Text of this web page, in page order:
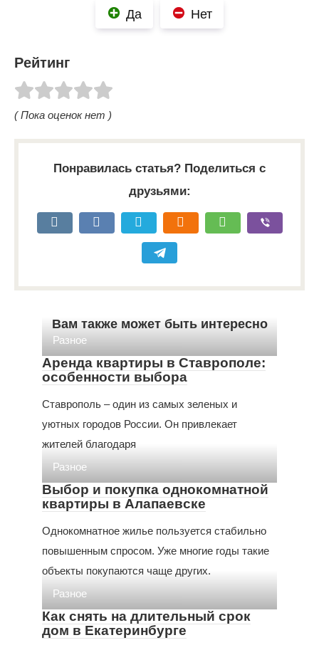
Да Нет
Рейтинг
( Пока оценок нет )
Понравилась статья? Поделиться с
друзьями:
Вам также может быть интересно
Разное
Аренда квартиры в Ставрополе:
особенности выбора
Ставрополь – один из самых зеленых и
уютных городов России. Он привлекает
жителей благодаря
Разное
Выбор и покупка однокомнатной
квартиры в Алапаевске
Однокомнатное жилье пользуется стабильно
повышенным спросом. Уже многие годы такие
объекты покупаются чаще других.
Разное
Как снять на длительный срок
дом в Екатеринбурге